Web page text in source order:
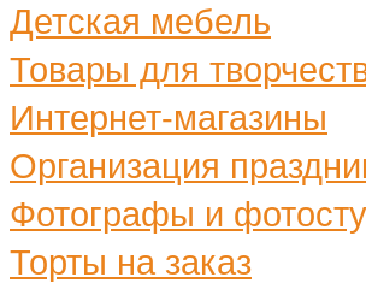
Детская мебель
Товары для
Интернет-магазины
Организация
Фотографы и
Торты на заказ